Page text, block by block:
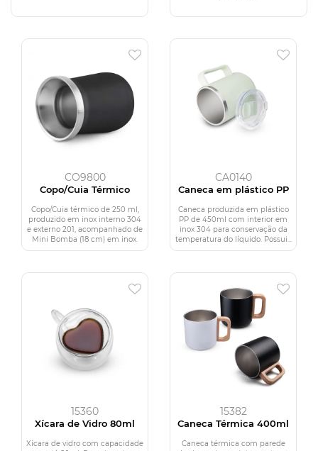
CO9800
Copo/Cuia Térmico
Copo/Cuia térmico de 250 ml,
produzido em inox interno 304
e externo 201, acompanhado de
Mini Bomba (18 cm) em inox.
CA0140
Caneca em plástico PP
Caneca produzida em plástico
PP de 450ml com interior em
inox 304 para conservação da
temperatura do líquido. Possui...
15360
Xícara de Vidro 80ml
Xícara de vidro com capacidade
15382
Caneca Térmica 400ml
Caneca térmica com parede